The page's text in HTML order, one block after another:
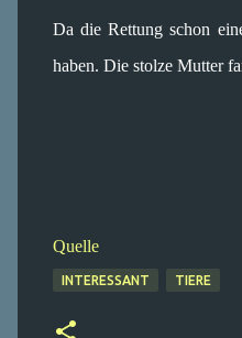
Da die Rettung schon
haben. Die stolze Mutter
Quelle
INTERESSANT TIERE